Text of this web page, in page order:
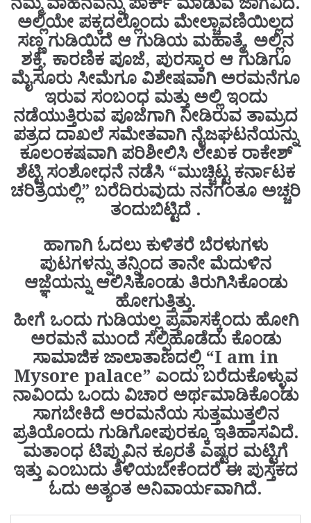
ಅಲ್ಲಿಯೇ ಪಕ್ಕದಲ್ಲೊಂದು ಮೇಲ್ಚಾವಣಿಯಿಲ್ಲದ
ಸಣ್ಣ ಗುಡಿಯಿದೆ ಆ ಗುಡಿಯ ಮಹಾತ್ಮೆ, ಅಲ್ಲಿನ
ಶಕ್ತಿ, ಕಾರಣಿಕ ಪೂಜೆ, ಪುರಸ್ಕಾರ ಆ ಗುಡಿಗೂ
ಮೈಸೂರು ಸೀಮೆಗೂ ವಿಶೇಷವಾಗಿ ಅರಮನೆಗೂ
ಇರುವ ಸಂಬಂಧ ಮತ್ತು ಅಲ್ಲಿ ಇಂದು
ನಡೆಯುತ್ತಿರುವ ಪೂಜೆಗಾಗಿ ನೀಡಿರುವ ತಾಮ್ರದ
ಪತ್ರದ ದಾಖಲೆ ಸಮೇತವಾಗಿ ನೈಜಘಟನೆಯನ್ನು
ಕೂಲಂಕಷವಾಗಿ ಪರಿಶೀಲಿಸಿ ಲೇಖಕ ರಾಕೇಶ್
ಶೆಟ್ಟಿ ಸಂಶೋಧನೆ ನಡೆಸಿ “ಮುಚ್ಚಿಟ್ಟ ಕರ್ನಾಟಕ
ಚರಿತ್ರೆಯಲ್ಲಿ” ಬರೆದಿರುವುದು ನನಗಂತೂ ಅಚ್ಚರಿ
ತಂದುಬಿಟ್ಟಿದೆ .
ಹಾಗಾಗಿ ಓದಲು ಕುಳಿತರೆ ಬೆರಳುಗಳು
ಪುಟಗಳನ್ನು ತನ್ನಿಂದ ತಾನೇ ಮೆದುಳಿನ
ಆಜ್ಞೆಯನ್ನು ಆಲಿಸಿಕೊಂಡು ತಿರುಗಿಸಿಕೊಂಡು
ಹೋಗುತ್ತಿತ್ತು.
ಹೀಗೆ ಒಂದು ಗುಡಿಯಲ್ಲ ಪ್ರವಾಸಕ್ಕೆಂದು ಹೋಗಿ
ಅರಮನೆ ಮುಂದೆ ಸೆಲ್ಫಿಹೊಡೆದು ಕೊಂಡು
ಸಾಮಾಜಿಕ ಜಾಲಾತಾಣದಲ್ಲಿ “I am in
Mysore palace” ಎಂದು ಬರೆದುಕೊಳ್ಳುವ
ನಾವಿಂದು ಒಂದು ವಿಚಾರ ಅರ್ಥಮಾಡಿಕೊಂಡು
ಸಾಗಬೇಕಿದೆ ಅರಮನೆಯ ಸುತ್ತಮುತ್ತಲಿನ
ಪ್ರತಿಯೊಂದು ಗುಡಿಗೋಪುರಕ್ಕೂ ಇತಿಹಾಸವಿದೆ.
ಮತಾಂಧ ಟಿಪ್ಪುವಿನ ಕ್ರೂರತೆ ಎಷ್ಟರ ಮಟ್ಟಿಗೆ
ಇತ್ತು ಎಂಬುದು ತಿಳಿಯಬೇಕೆಂದರೆ ಈ ಪುಸ್ತಕದ
ಓದು ಅತ್ಯಂತ ಅನಿವಾರ್ಯವಾಗಿದೆ.